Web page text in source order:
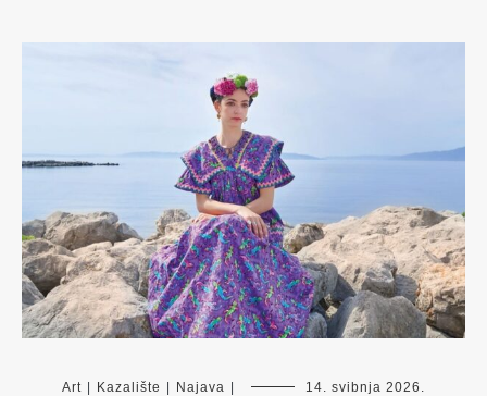
Art Kazalište Najava 14. svibnja 2026.